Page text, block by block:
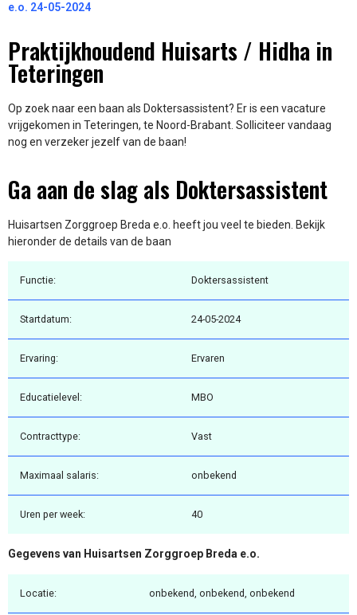
e.o. 24-05-2024
Praktijkhoudend Huisarts / Hidha in
Teteringen
Op zoek naar een baan als Doktersassistent? Er is een vacature
vrijgekomen in Teteringen, te Noord-Brabant. Solliciteer vandaag
nog en verzeker jezelf van de baan!
Ga aan de slag als Doktersassistent
Huisartsen Zorggroep Breda e.o. heeft jou veel te bieden. Bekijk
hieronder de details van de baan
Functie: Doktersassistent
Startdatum: 24-05-2024
Ervaring: Ervaren
Educatielevel: MBO
Contracttype: Vast
Maximaal salaris: onbekend
Uren per week: 40
Gegevens van Huisartsen Zorggroep Breda e.o.
Locatie: onbekend, onbekend, onbekend